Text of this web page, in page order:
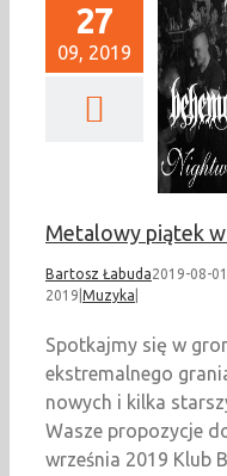
27
09, 2019
Metalowy piątek
Bartosz Łabuda2019-08-
2019 Muzyka
Spotkajmy się w
ekstremalnego
nowych i kilka
Wasze propozycje
września 2019 Klub